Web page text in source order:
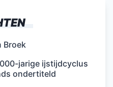
Broek
jarige ijstijdcyclus
ondertiteld